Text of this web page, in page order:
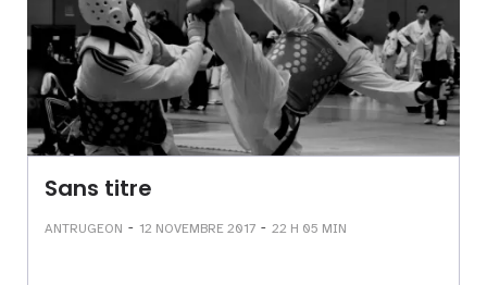
Sans titre
ANTRUGEON - 12 NOVEMBRE 2017 - 22 H 05 MIN